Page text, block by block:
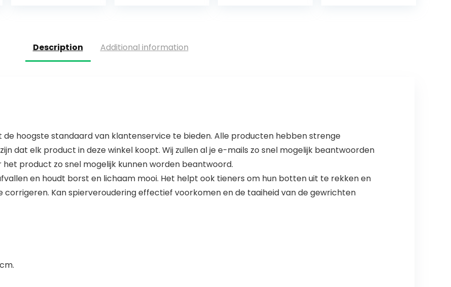
Description Additional information
hoogste standaard van klantenservice te bieden. Alle producten hebben strenge
dat elk product in deze winkel koopt. Wij zullen al je e-mails zo snel mogelijk beantwoorden
product zo snel mogelijk kunnen worden beantwoord.
en houdt borst en lichaam mooi. Het helpt ook tieners om hun botten uit te rekken en
Kan spierveroudering effectief voorkomen en de taaiheid van de gewrichten